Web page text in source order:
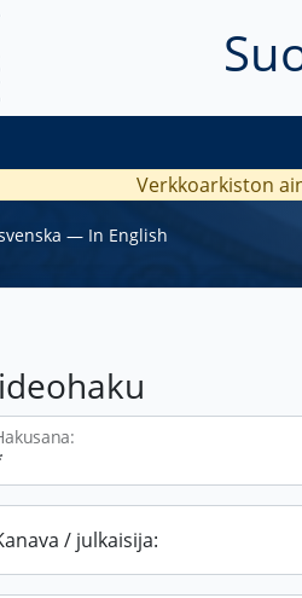
Verkkoarkiston
― In English
/ julkaisija: